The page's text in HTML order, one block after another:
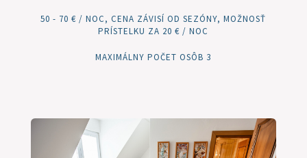
50 - 70 € / NOC, CENA ZÁVISÍ OD SEZÓNY, MOŽNOSŤ
PRÍSTELKU ZA 20 € / NOC
MAXIMÁLNY POČET OSÔB 3